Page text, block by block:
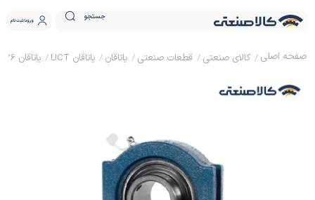
جستجو ورود ثبت نام
کالای صنعتی قطعات صنعتی یاتاقان یاتاقان UCT یاتاقان UCT 326 چینی